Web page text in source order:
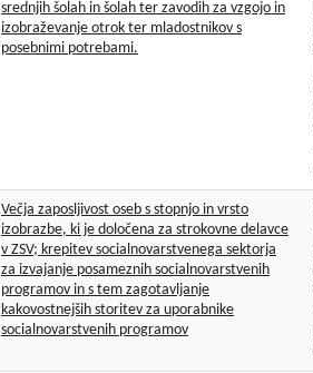
srednjih šolah in šolah ter zavodih za vzgojo in
izobraževanje otrok ter mladostnikov s
posebnimi potrebami.
Večja zaposljivost oseb s stopnjo in vrsto
izobrazbe, ki je določena za strokovne delavce
v ZSV; krepitev socialnovarstvenega sektorja
za izvajanje posameznih socialnovarstvenih
programov in s tem zagotavljanje
kakovostnejših storitev za uporabnike
socialnovarstvenih programov